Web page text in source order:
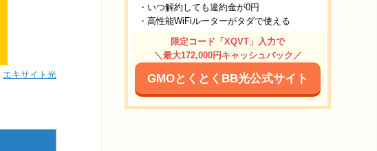
エキサイト光
・いつ解約しても違約金が0円
・高性能WiFiルーターがタダで使える
限定コード「XQVT」入力で
＼最大172,000円キャッシュバック／
GMOとくとくBB光公式サイト